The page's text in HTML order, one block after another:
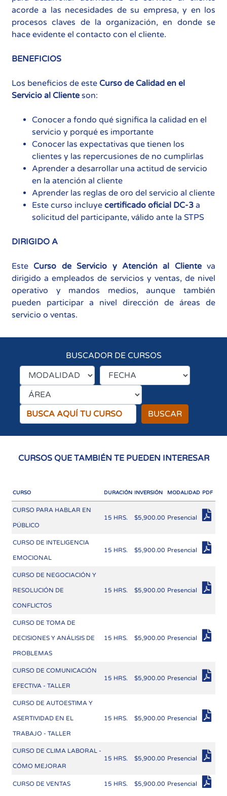
acorde a las necesidades de su empresa, y en los
procesos claves de la organización, en donde se
hace evidente el contacto con el cliente.
BENEFICIOS
Los beneficios de este Curso de Calidad en el
Servicio al Cliente son:
Conocer a fondo qué significa la calidad en el
servicio y porqué es importante
Conocer las expectativas que tienen los
clientes y las repercusiones de no cumplirlas
Aprender a desarrollar una actitud de servicio
en la atención al cliente
Aprender las reglas de oro del servicio al cliente
Este curso incluye certificado oficial DC-3 a
solicitud del participante, válido ante la STPS
DIRIGIDO A
Este Curso de Servicio y Atención al Clienteva
dirigido a empleados de servicios y ventas, de nivel
operativo y mandos medios, aunque también
pueden participar a nivel dirección de áreas de
servicio o ventas.
BUSCADOR DE CURSOS
BUSCAR
CURSOS QUE TAMBIÉN TE PUEDEN INTERESAR
CURSO DURACIÓN INVERSIÓN MODALIDAD PDF
CURSO PARA HABLAR EN
PÚBLICO
15 HRS. $5,900.00 Presencial
CURSO DE INTELIGENCIA
EMOCIONAL
15 HRS. $5,900.00 Presencial
CURSO DE NEGOCIACIÓN Y
RESOLUCIÓN DE
CONFLICTOS
15 HRS. $5,900.00 Presencial
CURSO DE TOMA DE
DECISIONES Y ANÁLISIS DE
PROBLEMAS
15 HRS. $5,900.00 Presencial
CURSO DE COMUNICACIÓN
EFECTIVA - TALLER
15 HRS. $5,900.00 Presencial
CURSO DE AUTOESTIMA Y
ASERTIVIDAD EN EL
TRABAJO - TALLER
15 HRS. $5,900.00 Presencial
CURSO DE CLIMA LABORAL -
CÓMO MEJORAR
15 HRS. $5,900.00 Presencial
CURSO DE VENTAS 15 HRS. $5,900.00 Presencial